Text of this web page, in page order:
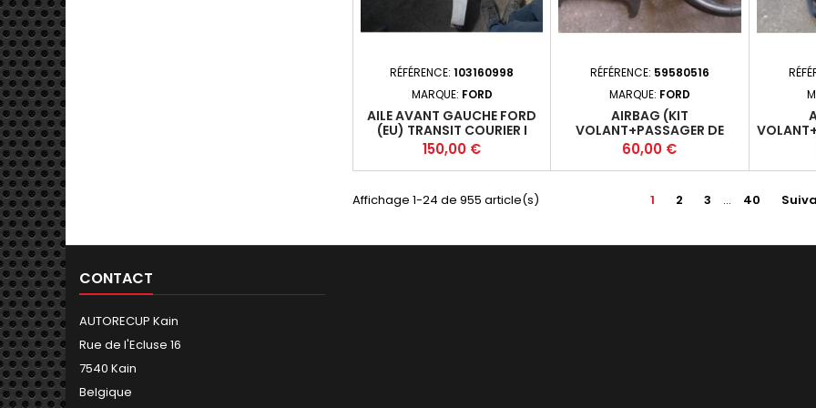
RÉFÉRENCE:103160998
MARQUE: FORD
AILE AVANT GAUCHE FORD
(EU) TRANSIT COURIER I
PHASE 1 - 4P 2014-02-2018-
12 +
Prix
150,00 €
RÉFÉRENCE: 59580516
MARQUE: FORD
AIRBAG (KIT
VOLANT+PASSAGER DE
FORD FIESTA 6 PHASE 2
Prix
60,00 €
DE
Affichage 1-24 de 955 article(s) 1 2 3 … 40
CONTACT
AUTORECUP Kain
Rue de l'Ecluse 16
7540 Kain
Belgique